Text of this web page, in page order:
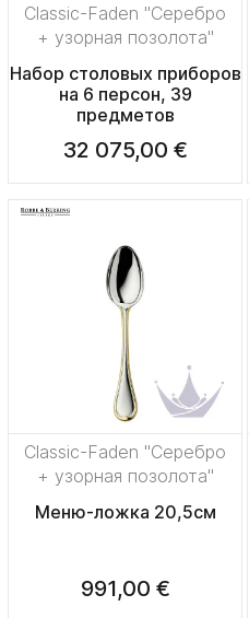
Classic-Faden "Серебро
+ узорная позолота"
Набор столовых приборов
на 6 персон, 39
предметов
32 075,00 €
Classic-Faden "Серебро
+ узорная позолота"
Меню-ложка 20,5см
991,00 €